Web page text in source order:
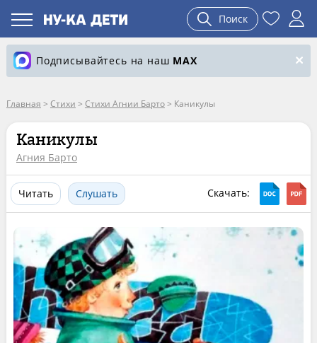
Поиск
Подписывайтесь на наш MAX
Главная > Стихи > Стихи Агнии Барто> Каникулы
Каникулы
Агния Барто
Читать Слушать Скачать: